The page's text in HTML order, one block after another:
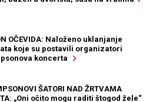
OČEVIDA: Naloženo uklanjanje
koje su postavili organizatori
koncerta
ŠATORI NAD ŽRTVAMA
„Oni očito mogu raditi štogod žele“